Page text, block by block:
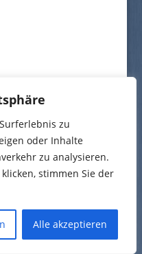
zu
oder Inhalte
zu analysieren.
stimmen Sie der
Alle akzeptieren
|AGB